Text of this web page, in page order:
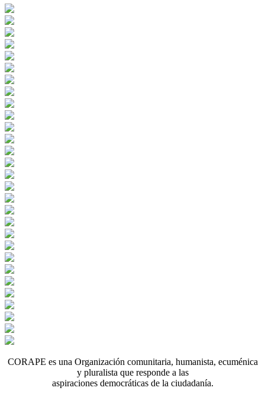
CORAPE es una Organización comunitaria, humanista, ecuménica
y pluralista que responde a las
aspiraciones democráticas de la ciudadanía.